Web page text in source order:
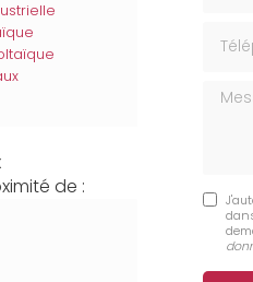
de :